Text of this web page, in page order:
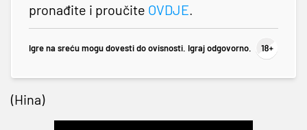
pronađite i proučite OVDJE.
Igre na sreću mogu dovesti do ovisnosti. Igraj odgovorno.
(Hina)